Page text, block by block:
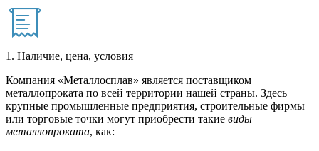
1. Наличие, цена, условия
Компания «Металлосплав» является поставщиком
металлопроката по всей территории нашей страны. Здесь
крупные промышленные предприятия, строительные фирмы
или торговые точки могут приобрести такие виды
металлопроката, как: